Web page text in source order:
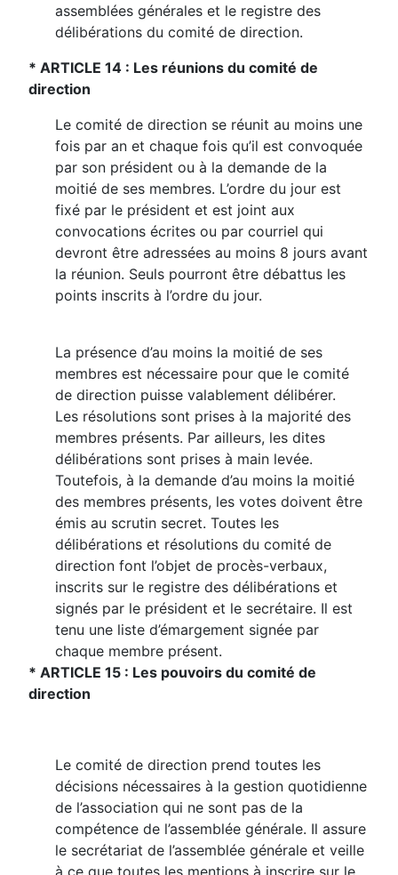
assemblées générales et le registre des
délibérations du comité de direction.
* ARTICLE 14 : Les réunions du comité de
direction
Le comité de direction se réunit au moins une
fois par an et chaque fois qu’il est convoquée
par son président ou à la demande de la
moitié de ses membres. L’ordre du jour est
fixé par le président et est joint aux
convocations écrites ou par courriel qui
devront être adressées au moins 8 jours avant
la réunion. Seuls pourront être débattus les
points inscrits à l’ordre du jour.
La présence d’au moins la moitié de ses
membres est nécessaire pour que le comité
de direction puisse valablement délibérer.
Les résolutions sont prises à la majorité des
membres présents. Par ailleurs, les dites
délibérations sont prises à main levée.
Toutefois, à la demande d’au moins la moitié
des membres présents, les votes doivent être
émis au scrutin secret. Toutes les
délibérations et résolutions du comité de
direction font l’objet de procès-verbaux,
inscrits sur le registre des délibérations et
signés par le président et le secrétaire. Il est
tenu une liste d’émargement signée par
chaque membre présent.
* ARTICLE 15 : Les pouvoirs du comité de
direction
Le comité de direction prend toutes les
décisions nécessaires à la gestion quotidienne
de l’association qui ne sont pas de la
compétence de l’assemblée générale. Il assure
le secrétariat de l’assemblée générale et veille